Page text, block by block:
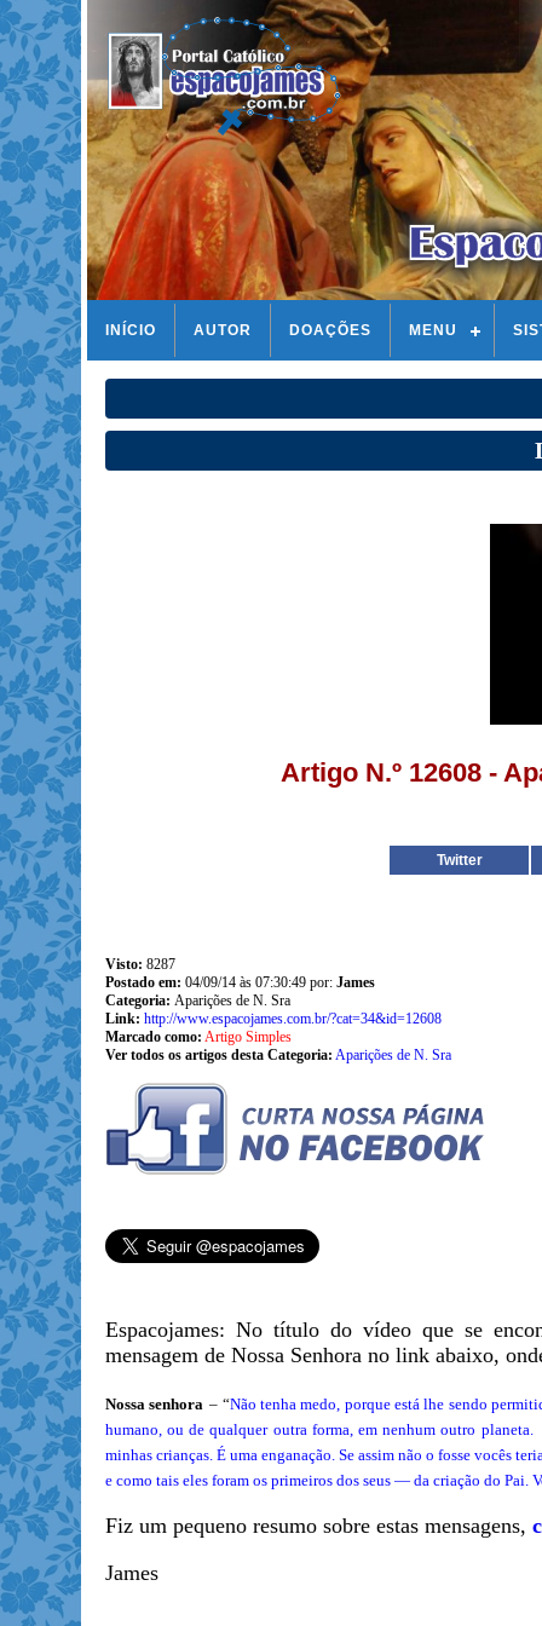
INÍCIO AUTOR DOAÇÕES MENU
Artigo N.º 12608 -
Twitter
Visto: 8287
Postado em: 04/09/14 às 07:30:49 por: James
Categoria: Aparições de N. Sra
Link: http://www.espacojames.com.br/?cat=34&id=12608
Marcado como: Artigo Simples
Ver todos os artigos desta Categoria: Aparições de N. Sra
Espacojames: No título do vídeo que se
mensagem de Nossa Senhora no link abaixo,
Nossa senhora – “Não tenha medo, porque está lhe sendo
humano, ou de qualquer outra forma, em nenhum outro
minhas crianças. É uma enganação. Se assim não o fosse vocês
e como tais eles foram os primeiros dos seus — da criação do Pai.
Fiz um pequeno resumo sobre estas mensagens,
James